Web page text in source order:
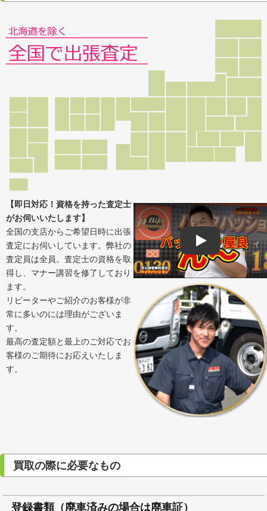
Play
【即日対応！資格を持った査定士
がお伺いいたします】
全国の支店からご希望日時に出張
査定にお伺いしています。弊社の
査定員は全員。査定士の資格を取
得し、マナー講習を修了しており
ます。
リピーターやご紹介のお客様が非
常に多いのには理由がございま
す。
最高の査定額と最上のご対応でお
客様のご期待にお応えいたしま
す。
買取の際に必要なもの
登録書類（廃車済みの場合は廃車証）